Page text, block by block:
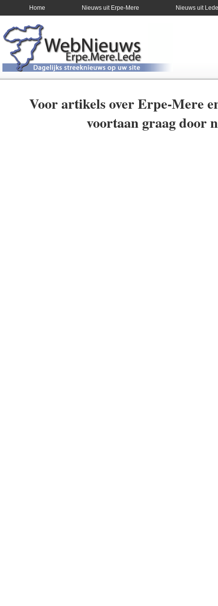
Home Nieuws uit Erpe-Mere Nieuws uit Lede
Voor artikels over Erpe-Mere
voortaan graag door